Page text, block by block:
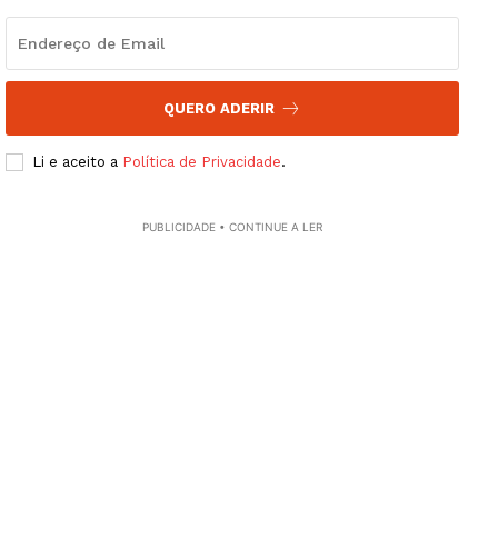
QUERO ADERIR
Li e aceito a Política de Privacidade.
PUBLICIDADE • CONTINUE A LER